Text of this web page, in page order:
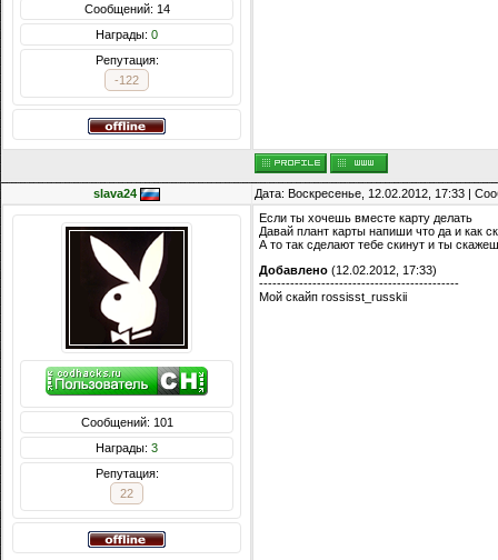
Сообщений: 14
Награды: 0
Репутация:
-122
slava24 Дата: Воскресенье, 12.02.2012, 17:33 |
Сообщений: 101
Награды: 3
Репутация:
22
Если ты хочешь вместе карту делать
Давай плант карты напиши что да и как
А то так сделают тебе скинут и ты
Добавлено (12.02.2012, 17:33)
---------------------------------------------
Мой скайп rossisst_russkii